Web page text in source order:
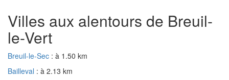
Villes aux alentours de Breuil-
le-Vert
Breuil-le-Sec : à 1.50 km
Bailleval : à 2.13 km